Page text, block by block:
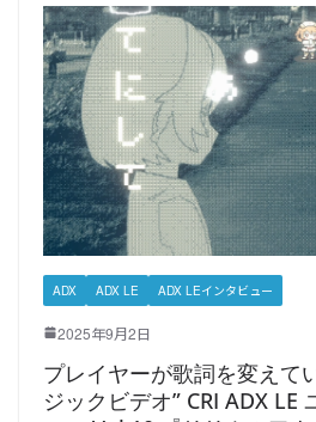
ADX ADX LE ADX LEインタビュー
2025年9月2日
プレイヤーが歌詞を変えて
ジックビデオ” CRI ADX LE